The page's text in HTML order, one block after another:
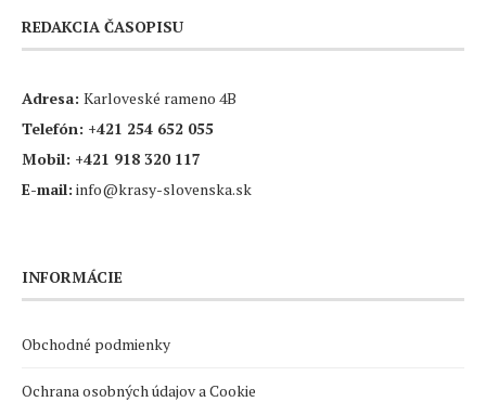
REDAKCIA ČASOPISU
Adresa: Karloveské rameno 4B
Telefón: +421 254 652 055
Mobil: +421 918 320 117
E-mail: info@krasy-slovenska.sk
INFORMÁCIE
Obchodné podmienky
Ochrana osobných údajov a Cookie